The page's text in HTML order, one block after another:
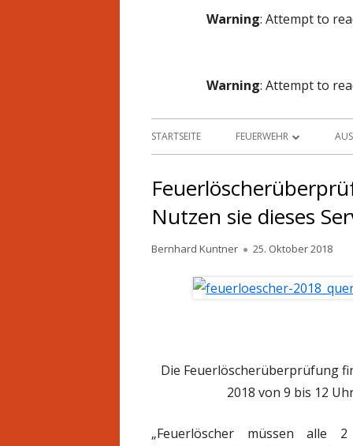
Warning: Attempt to
Warning: Attempt to
STARTSEITE FEUERWEHR
AUSBILDUNG
Nutzen sie dieses
Autor
Bernhard Kuntner
Veröffentlicht
25. Oktober 2018
Die Feuerlöscherüberprüfung
2018 von 9 bis 12
„Feuerlöscher müssen alle